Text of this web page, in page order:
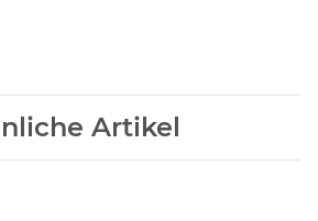
Artikel